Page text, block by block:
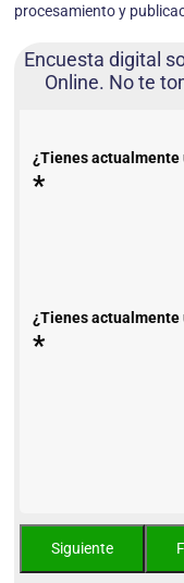
procesamiento y
Encuesta digital
Online. No te
¿Tienes
*
¿Tienes
*